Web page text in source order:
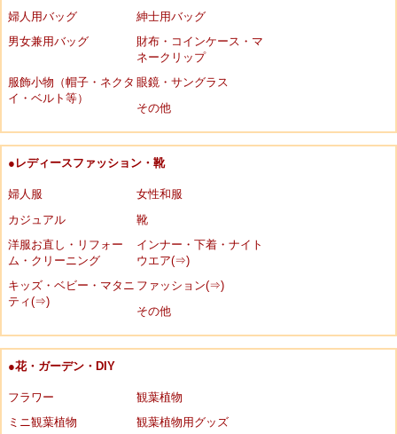
婦人用バッグ
紳士用バッグ
男女兼用バッグ
財布・コインケース・マ
ネークリップ
服飾小物（帽子・ネクタ
イ・ベルト等）
眼鏡・サングラス
その他
●レディースファッション・靴
婦人服
女性和服
カジュアル
靴
洋服お直し・リフォー
ム・クリーニング
インナー・下着・ナイト
ウエア(⇒)
キッズ・ベビー・マタニ
ティ(⇒)
ファッション(⇒)
その他
●花・ガーデン・DIY
フラワー
観葉植物
ミニ観葉植物
観葉植物用グッズ